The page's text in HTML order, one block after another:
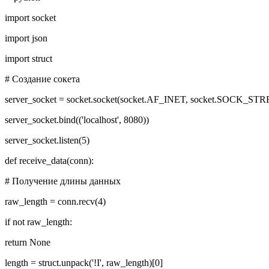
import socket
import json
import struct
# Создание сокета
server_socket = socket.socket(socket.AF_INET,
server_socket.bind(('localhost', 8080))
server_socket.listen(5)
def receive_data(conn):
# Получение длины данных
raw_length = conn.recv(4)
if not raw_length:
return None
length = struct.unpack('!I', raw_length)[0]